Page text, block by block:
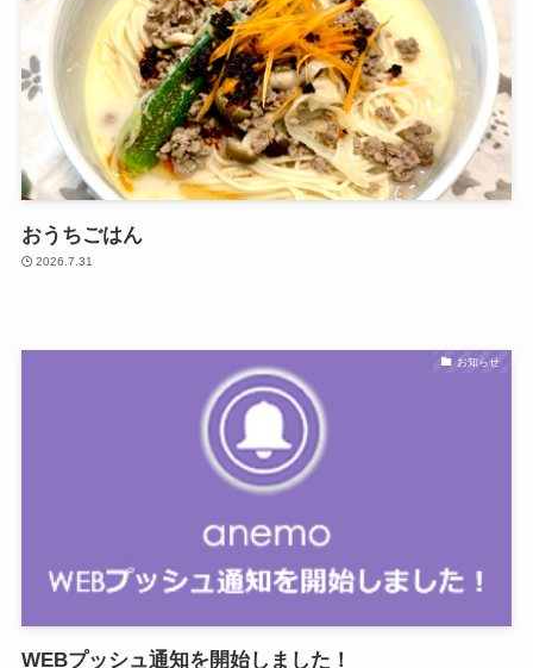
おうちごはん
2026.7.31
お知らせ
WEBプッシュ通知を開始しました！